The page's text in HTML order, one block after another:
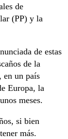
de
(PP) y la
de estas
de la
en un país
Europa, la
meses.
si bien
más.